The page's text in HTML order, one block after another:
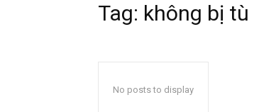
Tag: không bị tù
No posts to display